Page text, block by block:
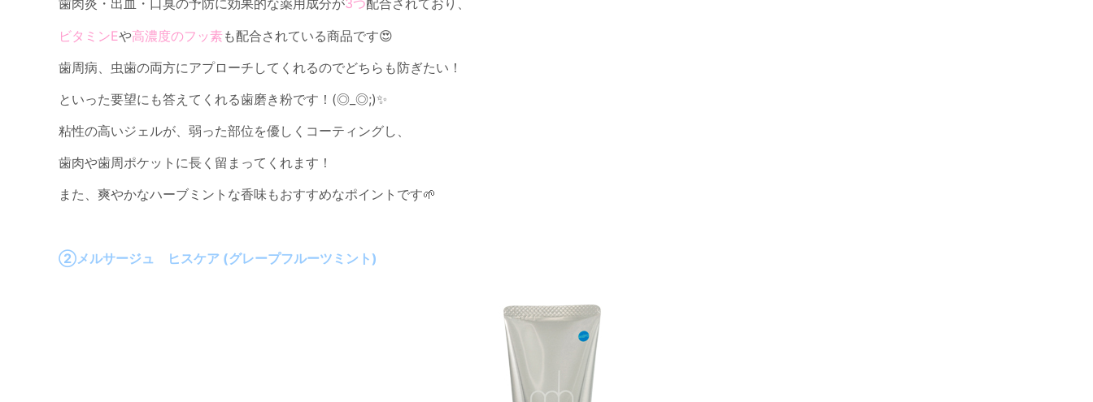
歯肉炎・出血・口臭の予防に効果的な薬用成分が3つ配合されており、
ビタミンEや高濃度のフッ素も配合されている商品です😍
歯周病、虫歯の両方にアプローチしてくれるのでどちらも防ぎたい！
といった要望にも答えてくれる歯磨き粉です！(◎_◎;)✨
粘性の高いジェルが、弱った部位を優しくコーティングし、
歯肉や歯周ポケットに長く留まってくれます！
また、爽やかなハーブミントな香味もおすすめなポイントです🌱
②メルサージュ ヒスケア (グレープフルーツミント)